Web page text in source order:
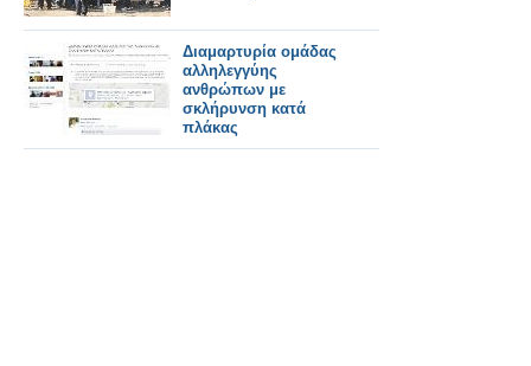
Διαμαρτυρία ομάδας
αλληλεγγύης
ανθρώπων με
σκλήρυνση κατά
πλάκας